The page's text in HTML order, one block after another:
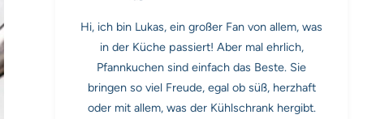
Hi, ich bin Lukas, ein großer Fan von allem, was
in der Küche passiert! Aber mal ehrlich,
Pfannkuchen sind einfach das Beste. Sie
bringen so viel Freude, egal ob süß, herzhaft
oder mit allem, was der Kühlschrank hergibt.